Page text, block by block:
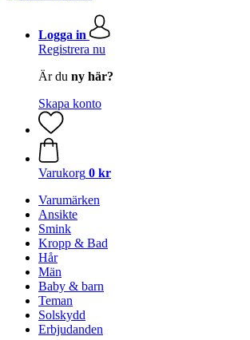
Logga in
Registrera nu
Är du ny här?
Skapa konto
Varukorg 0 kr
Varumärken
Ansikte
Smink
Kropp & Bad
Hår
Män
Baby & barn
Teman
Solskydd
Erbjudanden